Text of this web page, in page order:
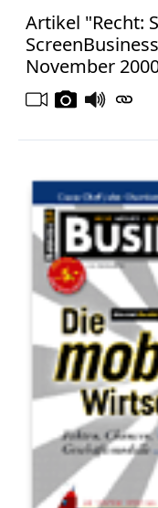
Artikel "Recht:
November
TV
Radio